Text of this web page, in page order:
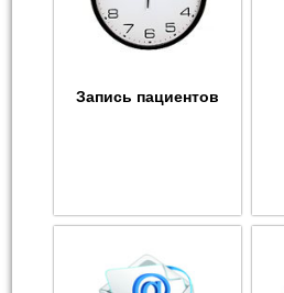
Запись пациентов